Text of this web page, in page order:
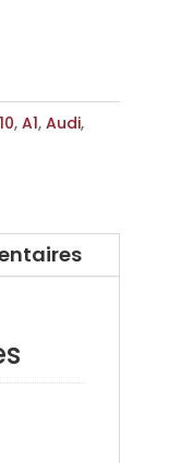
, A1, Audi,